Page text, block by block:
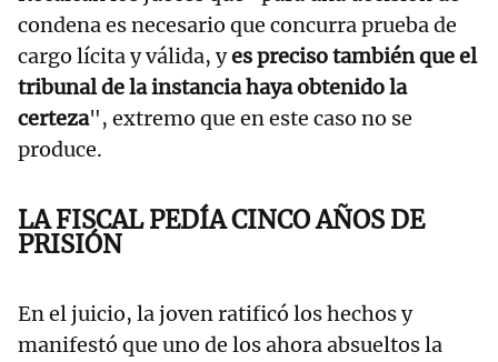
condena es necesario que concurra prueba de
cargo lícita y válida, yes preciso también que el
tribunal de la instancia haya obtenido la
certeza", extremo que en este caso no se
produce.
LA FISCAL PEDÍA CINCO AÑOS DE
PRISIÓN
En el juicio, la joven ratificó los hechos y
manifestó que uno de los ahora absueltos la